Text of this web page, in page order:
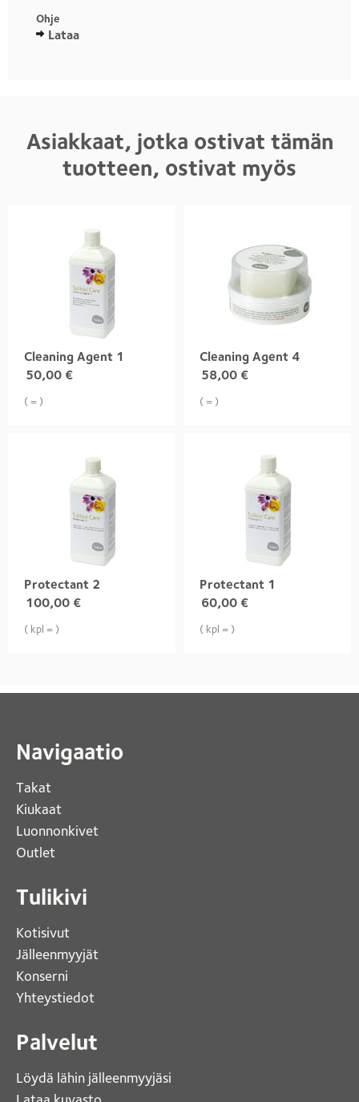
Ohje
Lataa
Asiakkaat, jotka ostivat tämän
tuotteen, ostivat myös
Cleaning Agent 1
50,00 €
( = )
Cleaning Agent 4
58,00 €
( = )
Protectant 2
100,00 €
( kpl = )
Protectant 1
60,00 €
( kpl = )
Navigaatio
Takat
Kiukaat
Luonnonkivet
Outlet
Tulikivi
Kotisivut
Jälleenmyyjät
Konserni
Yhteystiedot
Palvelut
Löydä lähin jälleenmyyjäsi